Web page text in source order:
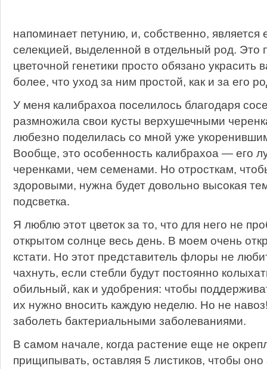
напоминает петунию, и, собственно, является
селекцией, выделенной в отдельный род. Это
цветочной генетики просто обязано
более, что уход за ним простой, как и за его
У меня калибрахоа поселилось благодаря
размножила свои кусты верхушечными
любезно поделилась со мной уже
Вообще, это особенность калибрахоа — его
черенками, чем семенами. Но отросткам,
здоровыми, нужна будет довольно высокая
подсветка.
Я люблю этот цветок за то, что для него не
открытом солнце весь день. В моем очень
кстати. Но этот представитель флоры не
чахнуть, если стебли будут постоянно
обильный, как и удобрения: чтобы
их нужно вносить каждую неделю. Но не
заболеть бактериальными заболеваниями.
В самом начале, когда растение еще не
прищипывать, оставляя 5 листиков, чтобы оно